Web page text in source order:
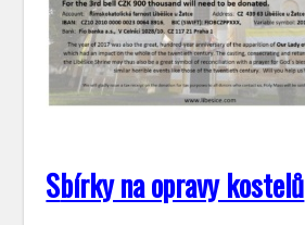
Sbírky na opravy kostelů